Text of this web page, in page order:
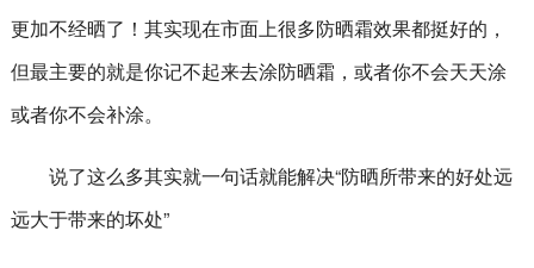
更加不经晒了！其实现在市面上很多防晒霜效果都挺好的，
但最主要的就是你记不起来去涂防晒霜，或者你不会天天涂
或者你不会补涂。
说了这么多其实就一句话就能解决“防晒所带来的好处远
远大于带来的坏处”